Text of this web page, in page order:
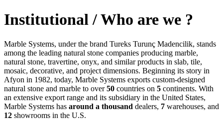
Institutional / Who are we ?
Marble Systems, under the brand Tureks Turunç Madencilik, stands
among the leading natural stone companies producing marble,
natural stone, travertine, onyx, and similar products in slab, tile,
mosaic, decorative, and project dimensions. Beginning its story in
Afyon in 1982, today, Marble Systems exports custom-designed
natural stone and marble to over50 countries on 5 continents. With
an extensive export range and its subsidiary in the United States,
Marble Systems has around a thousand dealers, 7 warehouses, and
12 showrooms in the U.S.